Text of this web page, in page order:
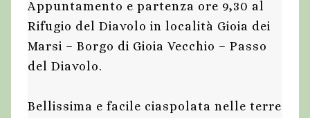
Appuntamento e partenza ore 9,30 al
Rifugio del Diavolo in località Gioia dei
Marsi – Borgo di Gioia Vecchio – Passo
del Diavolo.
Bellissima e facile ciaspolata nelle terre